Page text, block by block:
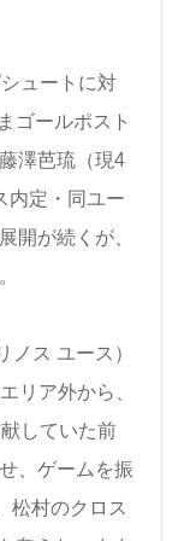
ュートに対
ゴールポスト
澤芭琉（現4
内定・同ユー
開が続くが、
ス ユース）
リア外から、
していた前
、ゲームを振
松村のクロス